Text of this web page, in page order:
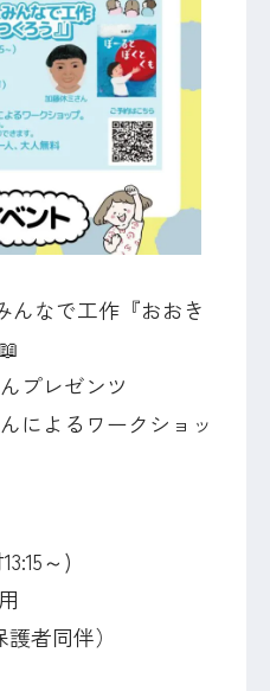
んなで工作『おおき
プレゼンツ
によるワークショッ
～)
者同伴）